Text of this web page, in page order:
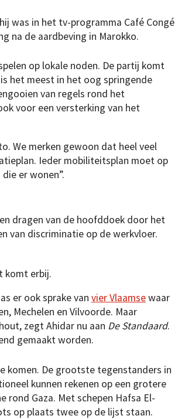
was in het tv-programma Café Congé
na de aardbeving in Marokko.
op lokale noden. De partij komt
het meest in het oog springende
van regels rond het
voor een versterking van het
We merken gewoon dat heel veel
Ieder mobiliteitsplan moet op
er wonen”.
dragen van de hoofddoek door het
van discriminatie op de werkvloer.
komt erbij.
er ook sprake van vier Vlaamsewaar
Mechelen en Vilvoorde. Maar
zegt Ahidar nu aan De Standaard.
gemaakt worden.
komen. De grootste tegenstanders in
kunnen rekenen op een grotere
rond Gaza. Met schepen Hafsa El-
op plaats twee op de lijst staan.